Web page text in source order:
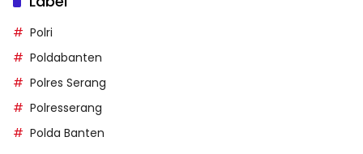
Polri
Poldabanten
Polres Serang
Polresserang
Polda Banten